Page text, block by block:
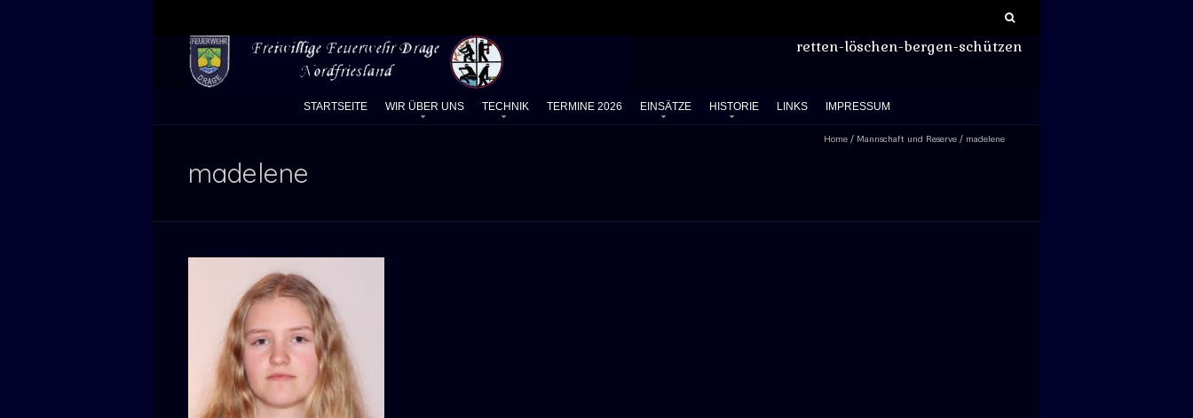
retten-löschen-bergen-schützen
STARTSEITE WIR ÜBER UNS TECHNIK TERMINE 2026 EINSÄTZE HISTORIE LINKS IMPRESSUM
Home / Mannschaft und Reserve / madelene
madelene